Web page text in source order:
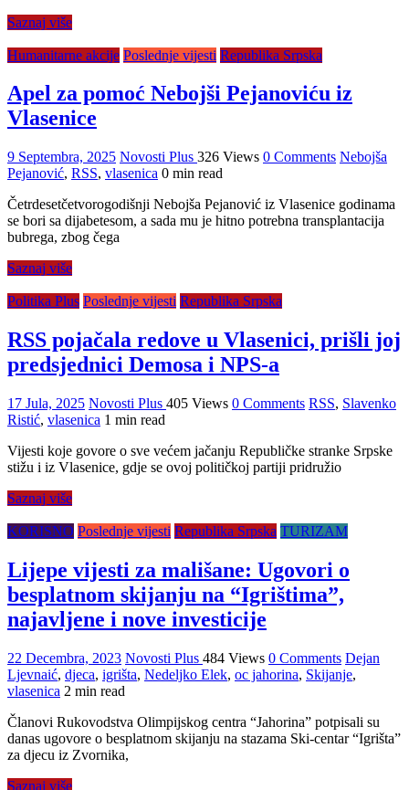
Saznaj više
Humanitarne akcije Poslednje vijesti Republika Srpska
Apel za pomoć Nebojši Pejanoviću iz
Vlasenice
9 Septembra, 2025 Novosti Plus 326 Views 0 Comments Nebojša
Pejanović, RSS, vlasenica 0 min read
Četrdesetčetvorogodišnji Nebojša Pejanović iz Vlasenice godinama
se bori sa dijabetesom, a sada mu je hitno potrebna transplantacija
bubrega, zbog čega
Saznaj više
Politika Plus Poslednje vijesti Republika Srpska
RSS pojačala redove u Vlasenici, prišli joj
predsjednici Demosa i NPS-a
17 Jula, 2025 Novosti Plus 405 Views 0 Comments RSS, Slavenko
Ristić, vlasenica 1 min read
Vijesti koje govore o sve većem jačanju Republičke stranke Srpske
stižu i iz Vlasenice, gdje se ovoj političkoj partiji pridružio
Saznaj više
KORISNO Poslednje vijesti Republika Srpska TURIZAM
Lijepe vijesti za mališane: Ugovori o
besplatnom skijanju na “Igrištima”,
najavljene i nove investicije
22 Decembra, 2023 Novosti Plus 484 Views 0 Comments Dejan
Ljevnaić, djeca, igrišta, Nedeljko Elek, oc jahorina, Skijanje,
vlasenica 2 min read
Članovi Rukovodstva Olimpijskog centra “Јahorina” potpisali su
danas ugovore o besplatnom skijanju na stazama Ski-centar “Igrišta”
za djecu iz Zvornika,
Saznaj više